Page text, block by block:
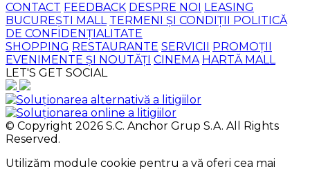
CONTACT FEEDBACK DESPRE NOI
LEASING
BUCUREȘTI MALL TERMENI ȘI CONDIȚII
POLITICĂ
DE CONFIDENȚIALITATE
SHOPPING RESTAURANTE SERVICII
PROMOȚII
EVENIMENTE ȘI NOUTĂȚI CINEMA HARTĂ MALL
LET'S GET SOCIAL
© Copyright 2026 S.C. Anchor Grup S.A. All Rights
Reserved.
Utilizăm module cookie pentru a vă oferi cea mai